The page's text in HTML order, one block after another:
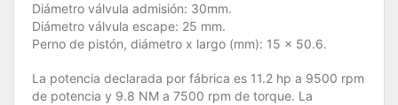
Diámetro válvula admisión: 30mm.
Diámetro válvula escape: 25 mm.
Perno de pistón, diámetro x largo (mm): 15 x 50.6.
La potencia declarada por fábrica es 11.2 hp a 9500 rpm
de potencia y 9.8 NM a 7500 rpm de torque. La